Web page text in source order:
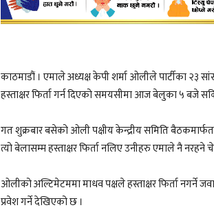
काठमाडौं । एमाले अध्यक्ष केपी शर्मा ओलीले पार्टीका २३
हस्ताक्षर फिर्ता गर्न दिएको समयसीमा आज बेलुका ५ बजे
गत शुक्रबार बसेको ओली पक्षीय केन्द्रीय समिति
त्यो बेलासम्म हस्ताक्षर फिर्ता नलिए उनीहरु एमाले नै नरहने
ओलीको अल्टिमेटममा माधव पक्षले हस्ताक्षर फिर्ता नगर्ने
प्रवेश गर्ने देखिएको छ ।